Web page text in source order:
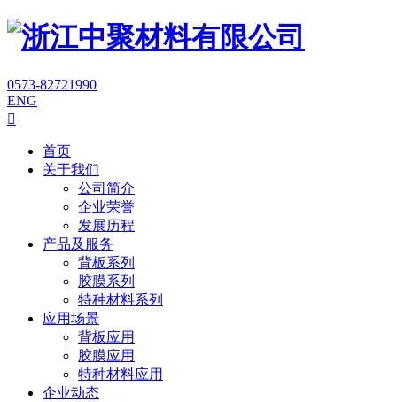
0573-82721990
ENG

首页
关于我们
公司简介
企业荣誉
发展历程
产品及服务
背板系列
胶膜系列
特种材料系列
应用场景
背板应用
胶膜应用
特种材料应用
企业动态